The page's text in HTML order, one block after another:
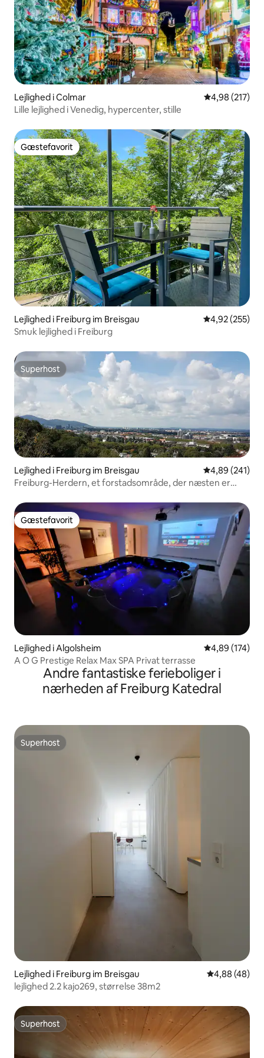
Lejlighed i Colmar 4,98 ud af 5 i
4,98 (217)
Lille lejlighed i Venedig, hypercenter, stille
Gæstefavorit
Gæstefavorit
Lejlighed i Freiburg im Breisgau 4,92 ud af 5 i
4,92 (255)
Smuk lejlighed i Freiburg
Superhost
Superhost
Lejlighed i Freiburg im Breisgau 4,89 ud af 5 i
4,89 (241)
Freiburg-Herdern, et forstadsområde, der næsten er
Gæstefavorit
Gæstefavorit
Lejlighed i Algolsheim 4,89 ud af 5 i
4,89 (174)
A O G Prestige Relax Max SPA Privat terrasse
Andre fantastiske ferieboliger i
nærheden af Freiburg Katedral
Superhost
Superhost
Lejlighed i Freiburg im Breisgau 4,88 ud af 5 i
4,88 (48)
lejlighed 2.2 kajo269, størrelse 38m2
Superhost
Superhost